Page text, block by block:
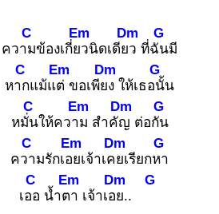
ความ
C
ข้องเกี่ยว
Em
นิดเดียว
Dm
ที่ฉัน
G
มี
หาก
C
แม้แต่
Em
ขอเพียง
Dm
ให้เธอนั้
G
น
หมั่น
C
ให้ความ
Em
สำคัญ
Dm
ต่อกัน
G
ควา
C
มรักเอย
Em
เจ้าเคย
Dm
เรียกหา
G
เออ
C
น้ำตา
Em
เจ้าเอย
Dm
..
G